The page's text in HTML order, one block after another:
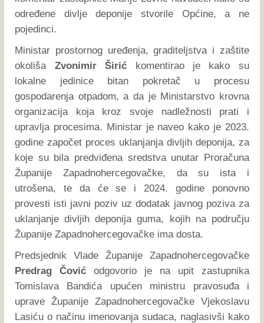
određene divlje deponije stvorile Općine, a ne
pojedinci.
Ministar prostornog uređenja, graditeljstva i zaštite
okoliša Zvonimir Širić komentirao je kako su
lokalne jedinice bitan pokretač u procesu
gospodarenja otpadom, a da je Ministarstvo krovna
organizacija koja kroz svoje nadležnosti prati i
upravlja procesima. Ministar je naveo kako je 2023.
godine započet proces uklanjanja divljih deponija, za
koje su bila predviđena sredstva unutar Proračuna
Županije Zapadnohercegovačke, da su ista i
utrošena, te da će se i 2024. godine ponovno
provesti isti javni poziv uz dodatak javnog poziva za
uklanjanje divljih deponija guma, kojih na području
Županije Zapadnohercegovačke ima dosta.
Predsjednik Vlade Županije Zapadnohercegovačke
Predrag Čović odgovorio je na upit zastupnika
Tomislava Bandića upućen ministru pravosuđa i
uprave Županije Zapadnohercegovačke Vjekoslavu
Lasiću o načinu imenovanja sudaca, naglasivši kako